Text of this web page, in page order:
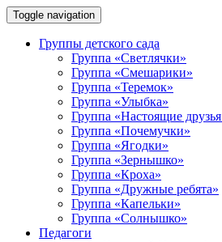
Toggle navigation
Группы детского сада
Группа «Светлячки»
Группа «Смешарики»
Группа «Теремок»
Группа «Улыбка»
Группа «Настоящие
Группа «Почемучки»
Группа «Ягодки»
Группа «Зернышко»
Группа «Кроха»
Группа «Дружные ребята»
Группа «Капельки»
Группа «Солнышко»
Педагоги